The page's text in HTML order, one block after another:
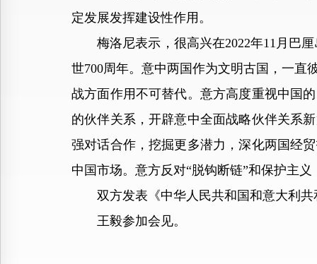
定发展发挥建设性作用。
梅洛尼表示，很高兴在2022年11月巴厘
世700周年。意中两国作为文明古国，一直
战方面作用不可替代。意方高度重视中国
的伙伴关系，开辟意中全面战略伙伴关系
强对话合作，挖掘更多潜力，深化两国经
中国市场。意方反对“脱钩断链”和保护主
双方发表《中华人民共和国和意大利共
王毅参加会见。